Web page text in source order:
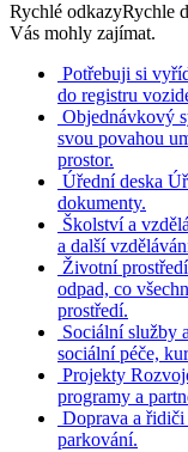
Rychlé odkazyRychle
Vás mohly zajímat.
Potřebuji si
do registru
Objednávkový
svou povahou
prostor.
Úřední deska
dokumenty.
Školství a
a další
Životní prostředí
odpad, co
prostředí.
Sociální služby
sociální péče,
Projekty
programy a
Doprava a řidiči
parkování.